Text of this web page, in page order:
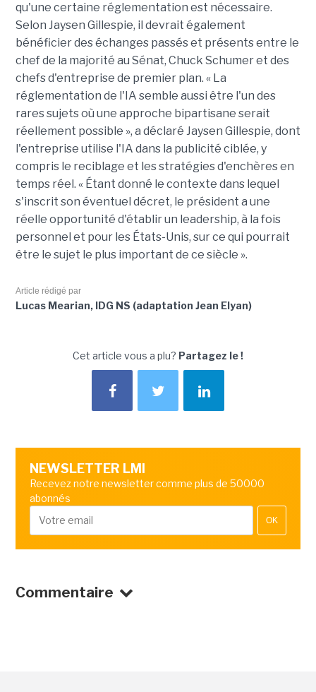
qu'une certaine réglementation est nécessaire.
Selon Jaysen Gillespie, il devrait également
bénéficier des échanges passés et présents entre le
chef de la majorité au Sénat, Chuck Schumer et des
chefs d'entreprise de premier plan. « La
réglementation de l'IA semble aussi être l'un des
rares sujets où une approche bipartisane serait
réellement possible », a déclaré Jaysen Gillespie, dont
l'entreprise utilise l'IA dans la publicité ciblée, y
compris le reciblage et les stratégies d'enchères en
temps réel. « Étant donné le contexte dans lequel
s'inscrit son éventuel décret, le président a une
réelle opportunité d'établir un leadership, à la fois
personnel et pour les États-Unis, sur ce qui pourrait
être le sujet le plus important de ce siècle ».
Article rédigé par
Lucas Mearian, IDG NS (adaptation Jean Elyan)
Cet article vous a plu? Partagez le !
NEWSLETTER LMI
Recevez notre newsletter comme plus de 50000
abonnés
OK
Commentaire